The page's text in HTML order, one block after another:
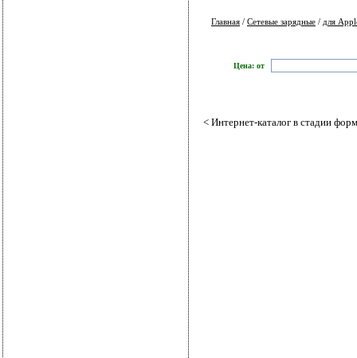
Главная / Сетевые зарядные / для
Цена: от
< Интернет-каталог в стадии